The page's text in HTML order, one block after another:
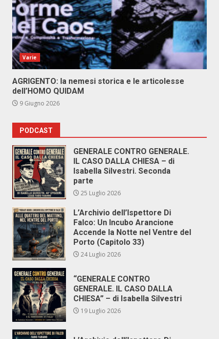
Varie
AGRIGENTO: la nemesi storica e le articolesse
dell’HOMO QUIDAM
9 Giugno 2026
PODCAST
GENERALE CONTRO GENERALE.
IL CASO DALLA CHIESA – di
Isabella Silvestri. Seconda
parte
25 Luglio 2026
L’Archivio dell’Ispettore Di
Falco: Un Incubo Arancione
Accende la Notte nel Ventre del
Porto (Capitolo 33)
24 Luglio 2026
“GENERALE CONTRO
GENERALE. IL CASO DALLA
CHIESA” – di Isabella Silvestri
19 Luglio 2026